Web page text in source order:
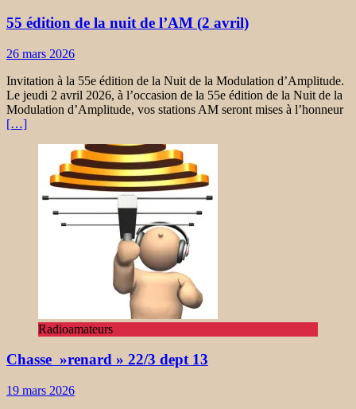
55 édition de la nuit de l’AM (2 avril)
26 mars 2026
Invitation à la 55e édition de la Nuit de la Modulation d’Amplitude.
Le jeudi 2 avril 2026, à l’occasion de la 55e édition de la Nuit de la
Modulation d’Amplitude, vos stations AM seront mises à l’honneur
[…]
Radioamateurs
Chasse »renard » 22/3 dept 13
19 mars 2026